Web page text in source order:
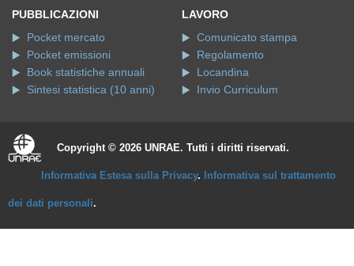
PUBBLICAZIONI
Pocket mercato
Pocket emissioni
Book statistiche annuali
Sintesi statistica (10 anni)
LAVORO
Comunicato stampa
Regolamento
Locandina
Invio Curriculum
Copyright © 2026 UNRAE. Tutti i diritti riservati.
Informativa Estesa sulla Privacy. Informativa sul trattamento
dei dati personali.